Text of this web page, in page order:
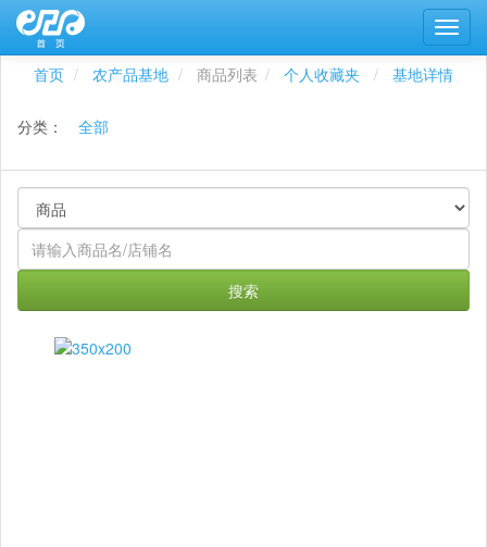
首页 农产品基地 商品列表 基地详情
个人收藏夹
分类： 全部
搜索